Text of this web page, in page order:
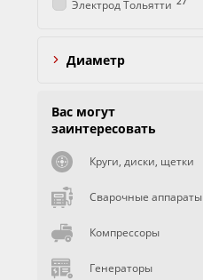
Электрод Тольятти
Диаметр
Вас могут
заинтересовать
Круги, диски, щетки
Сварочные аппараты
Компрессоры
Генераторы